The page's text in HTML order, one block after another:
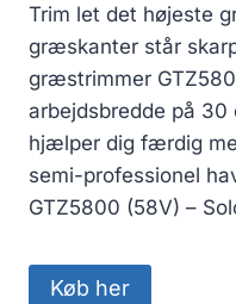
Trim let det højeste
græskanter står
græstrimmer
arbejdsbredde på
hjælper dig færdig
semi-professionel
GTZ5800 (58V) –
Køb her